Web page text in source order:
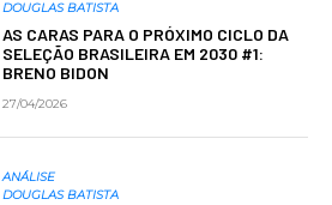
DOUGLAS BATISTA
AS CARAS PARA O PRÓXIMO CICLO DA
SELEÇÃO BRASILEIRA EM 2030 #1:
BRENO BIDON
27/04/2026
ANÁLISE
DOUGLAS BATISTA